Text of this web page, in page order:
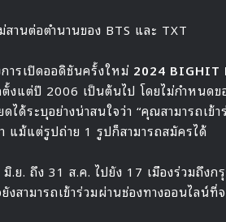
านต่อตำนานของ BTS และ TXT
ารเปิดออดิชันครั้งใหม่ 2024 BIGHIT
แต่ปี 2006 เป็นต้นไป โดยไม่กำหนดขอ
ได้ระบุอย่างน่าสนใจว่า “คุณสามารถเข้
แม้แต่รูปถ่าย 1 รูปก็สามารถสมัครได้
ย. ถึง 31 ส.ค. ไปยัง 17 เมืองร่วมถึงก
ามารถเข้าร่วมผ่านช่องทางออนไลน์ที่